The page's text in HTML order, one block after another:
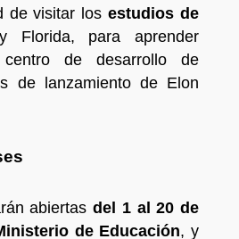
de visitar losestudios de
Florida, para aprender
de desarrollo de
de lanzamiento de Elon
abiertas del 1 al 20 de
de Educación, y